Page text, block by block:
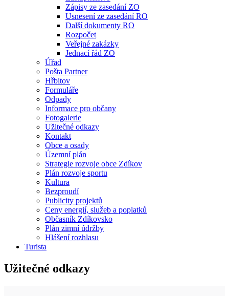
Zápisy ze zasedání ZO
Usnesení ze zasedání RO
Další dokumenty RO
Rozpočet
Veřejné zakázky
Jednací řád ZO
Úřad
Pošta Partner
Hřbitov
Formuláře
Odpady
Informace pro občany
Fotogalerie
Užitečné odkazy
Kontakt
Obce a osady
Územní plán
Strategie rozvoje obce Zdíkov
Plán rozvoje sportu
Kultura
Bezproudí
Publicity projektů
Ceny energií, služeb a poplatků
Občasník Zdíkovsko
Plán zimní údržby
Hlášení rozhlasu
Turista
Užitečné odkazy